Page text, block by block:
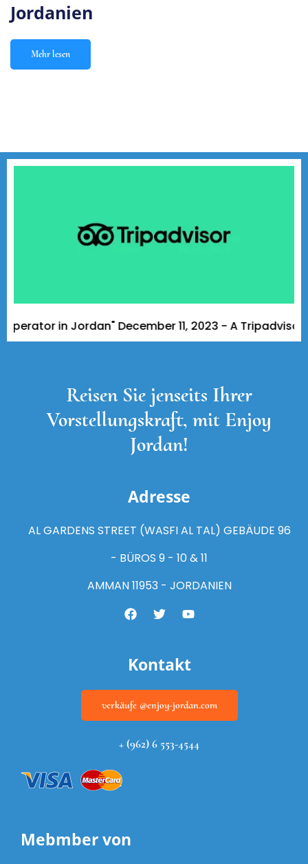
Jordanien
Mehr lesen
in Jordan" December 11, 2023 - A Tripadvisor
Reisen Sie jenseits Ihrer
Vorstellungskraft, mit Enjoy
Jordan!
Adresse
AL GARDENS STREET (WASFI AL TAL) GEBÄUDE 96
- BÜROS 9 - 10 & 11
AMMAN 11953 - JORDANIEN
Kontakt
verkäufe @enjoy-jordan.com
+ (962) 6 553-4544
Mebmber von